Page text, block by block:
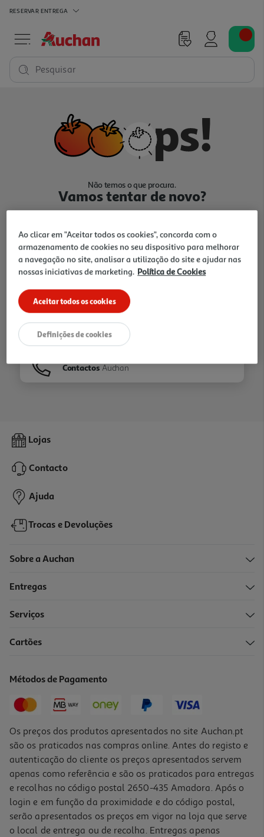
RESERVAR ENTREGA
Pesquisar
Não temos o que procura.
Vamos tentar de novo?
Ir para Homepage
Folhetos
Contactos Auchan
Lojas
Contacto
Ajuda
Trocas e Devoluções
Sobre a Auchan
Entregas
Serviços
Cartões
Métodos de Pagamento
Os preços dos produtos apresentados no site Auchan.pt
são os praticados nas compras online. Antes do registo e
autenticação do cliente os preços apresentados servem
apenas como referência e são os praticados para entregas
e recolhas no código postal 2650-435 Amadora. Após o
login e em função da proximidade e do código postal,
serão apresentados os preços em vigor na loja que serve
o local de entrega ou de recolha. Entregas apenas
Ao clicar em "Aceitar todos os cookies", concorda com o
armazenamento de cookies no seu dispositivo para melhorar
a navegação no site, analisar a utilização do site e ajudar nas
nossas iniciativas de marketing. Política de Cookies
Aceitar todos os cookies
Definições de cookies